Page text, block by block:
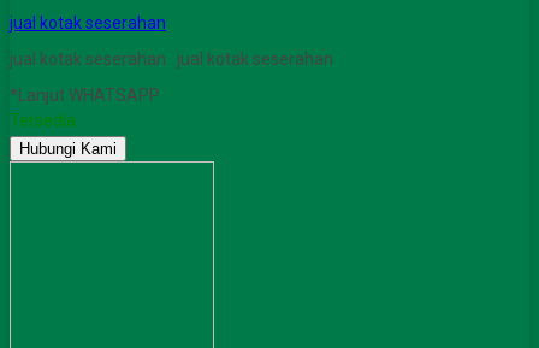
jual kotak seserahan
jual kotak seserahan jual kotak seserahan
*Lanjut WHATSAPP
Tersedia
Hubungi Kami